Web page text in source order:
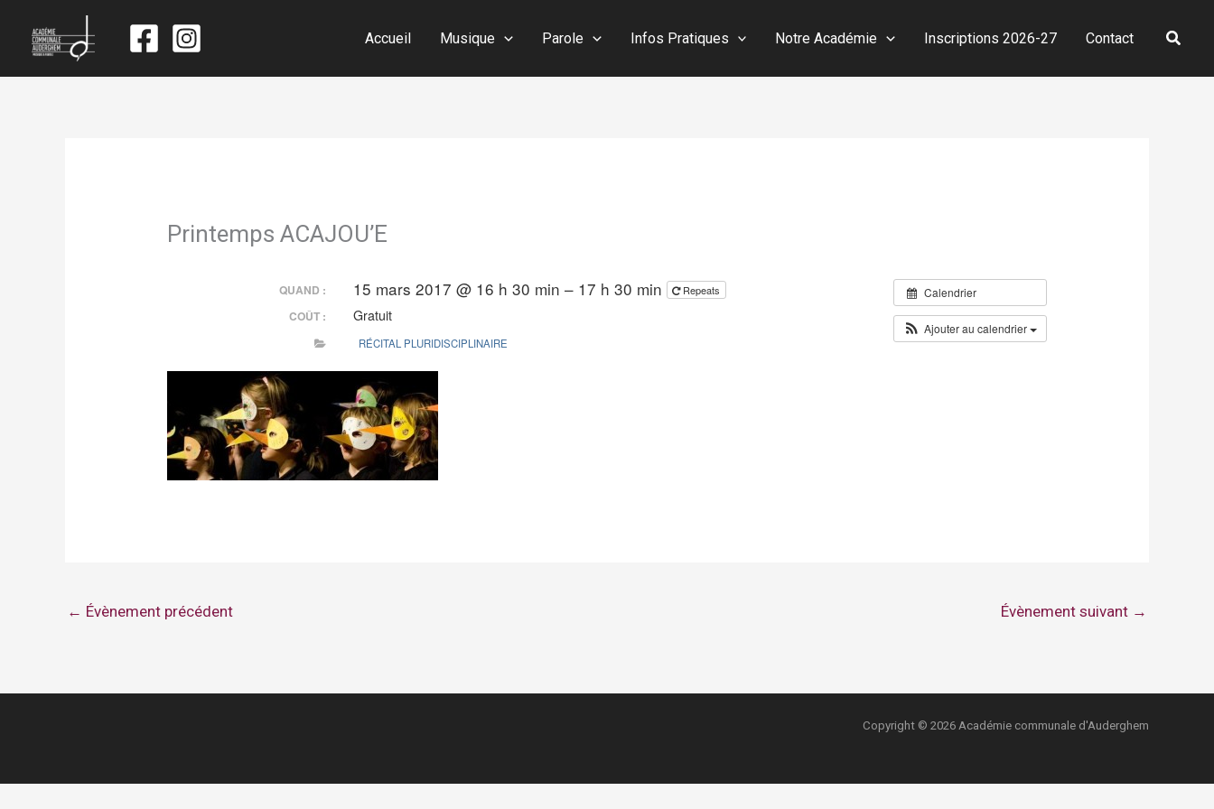
Accueil Musique Parole Infos Pratiques Notre Académie Inscriptions 2026-27 Contact
Printemps ACAJOU’E
Calendrier
Ajouter au calendrier
QUAND : 15 mars 2017 @ 16 h 30 min – 17 h 30 min Repeats
COÛT : Gratuit
RÉCITAL PLURIDISCIPLINAIRE
← Évènement précédent Évènement suivant →
Copyright © 2026 Académie communale d'Auderghem